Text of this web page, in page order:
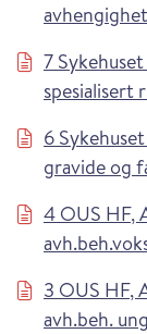
7
spesialisert
6
gravide og
4 OUS HF,
3 OUS HF,
avh.beh.